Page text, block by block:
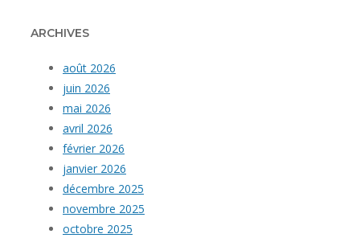
ARCHIVES
août 2026
juin 2026
mai 2026
avril 2026
février 2026
janvier 2026
décembre 2025
novembre 2025
octobre 2025